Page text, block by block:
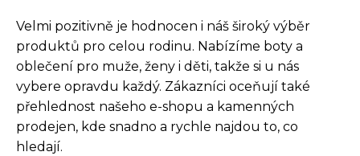
Velmi pozitivně je hodnocen i náš široký výběr
produktů pro celou rodinu. Nabízíme boty a
oblečení pro muže, ženy i děti, takže si u nás
vybere opravdu každý. Zákazníci oceňují také
přehlednost našeho e-shopu a kamenných
prodejen, kde snadno a rychle najdou to, co
hledají.